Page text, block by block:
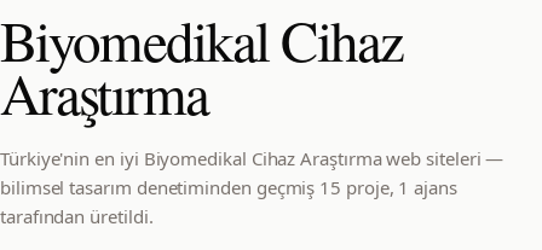
Biyomedikal Cihaz
Araştırma
Türkiye'nin en iyi Biyomedikal Cihaz Araştırma web siteleri —
bilimsel tasarım denetiminden geçmiş 15 proje, 1 ajans
tarafından üretildi.